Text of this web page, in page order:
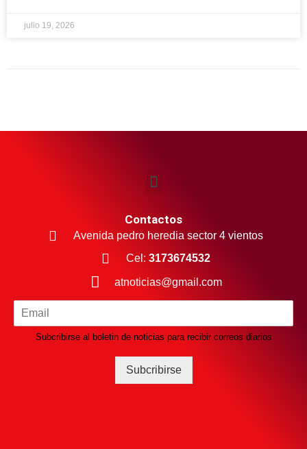
julio 19, 2026
Contactos
Avenida pedro heredia sector 4 vientos
Cel: 3173674532
atnoticias@gmail.com
Subcribirse al boletin de noticias para recibir correos diarios
Subcribirse